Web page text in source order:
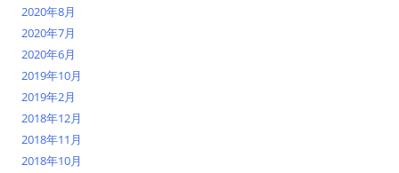
2020年8月
2020年7月
2020年6月
2019年10月
2019年2月
2018年12月
2018年11月
2018年10月